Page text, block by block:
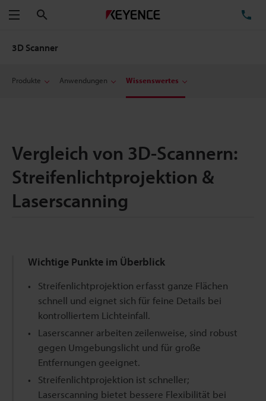
Menü
3D Scanner
Produkte Anwendungen Wissenswertes
Vergleich von 3D-Scannern:
Streifenlichtprojektion &
Laserscanning
Wichtige Punkte im Überblick
Streifenlichtprojektion erfasst ganze Flächen
schnell und eignet sich für feine Details bei
kontrolliertem Lichteinfall.
Laserscanner arbeiten zeilenweise, sind robust
gegen Umgebungslicht und für große
Entfernungen geeignet.
Streifenlichtprojektion ist schneller;
Laserscanning bietet bessere Flexibilität bei